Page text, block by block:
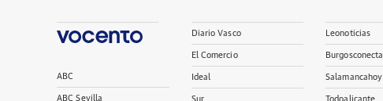
ABC
ABC Sevilla
Diario Vasco
El Comercio
Ideal
Sur
Leonoticias
Burgosconecta
Salamancahoy
Todoalicante